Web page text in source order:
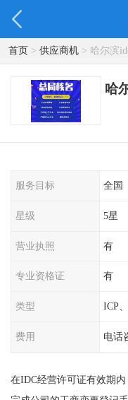
首页> 供应商机> 哈尔滨
哈
服务目标 全国
星级 5星
营业执照 有
专业资格证 有
类型 ICP
费用 电话
在IDC经营许可证有效期